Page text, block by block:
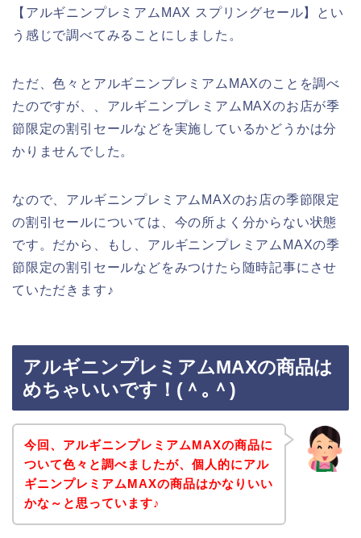
【アルギニンプレミアムMAX スプリングセール】とい
う感じで調べてみることにしました。
ただ、色々とアルギニンプレミアムMAXのことを調べ
たのですが、、アルギニンプレミアムMAXのお店が季
節限定の割引セールなどを実施しているかどうかは分
かりませんでした。
なので、アルギニンプレミアムMAXのお店の季節限定
の割引セールについては、今の所よく分からない状態
です。だから、もし、アルギニンプレミアムMAXの季
節限定の割引セールなどをみつけたら随時記事にさせ
ていただきます♪
アルギニンプレミアムMAXの商品は
めちゃいいです！(＾｡＾)
今回、アルギニンプレミアムMAXの商品に
ついて色々と調べましたが、個人的にアル
ギニンプレミアムMAXの商品はかなりいい
かな～と思っています♪